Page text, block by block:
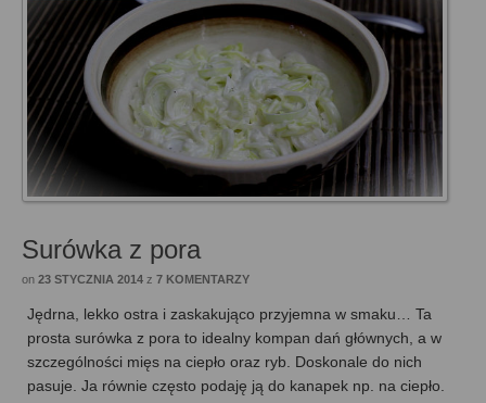
Surówka z pora
on 23 STYCZNIA 2014 z 7 KOMENTARZY
Jędrna, lekko ostra i zaskakująco przyjemna w smaku… Ta
prosta surówka z pora to idealny kompan dań głównych, a w
szczególności mięs na ciepło oraz ryb. Doskonale do nich
pasuje. Ja równie często podaję ją do kanapek np. na ciepło.